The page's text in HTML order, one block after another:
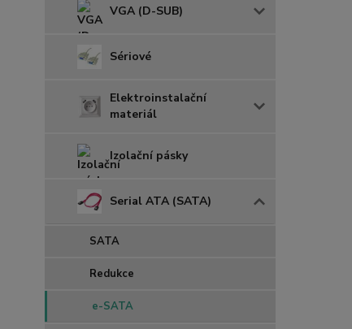
VGA (D-SUB)
Sériové
Elektroinstalační
materiál
Izolační pásky
Serial ATA (SATA)
SATA
Redukce
e-SATA